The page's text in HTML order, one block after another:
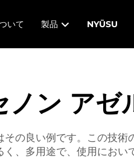
いて 製品 NYŪSU
ン アゼ
の良い例です。この技
、多用途で、使用にお